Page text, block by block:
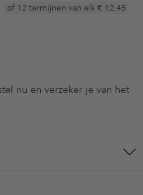
of 12 termijnen van elk€ 12,45
nu en verzeker je van het